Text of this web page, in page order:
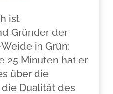
ist
Gründer der
in Grün:
25 Minuten hat er
über die
Dualität des